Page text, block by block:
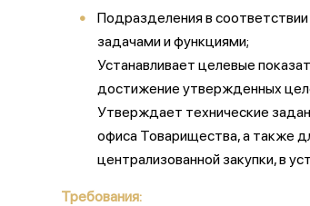
Подразделения в
задачами и функциями;
Устанавливает целевые
достижение утвержденных
Утверждает технические
офиса Товарищества, а также
централизованной закупки, в
Требования: